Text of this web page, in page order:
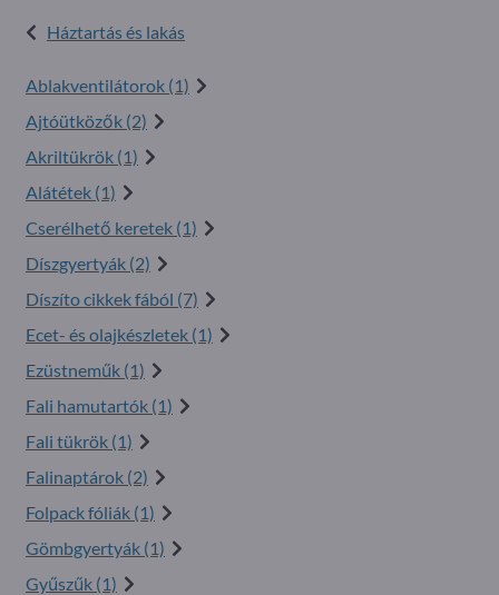
Háztartás és lakás
Ablakventilátorok (1)
Ajtóütközők (2)
Akriltükrök (1)
Alátétek (1)
Cserélhető keretek (1)
Díszgyertyák (2)
Díszíto cikkek fából (7)
Ecet- és olajkészletek (1)
Ezüstneműk (1)
Fali hamutartók (1)
Fali tükrök (1)
Falinaptárok (2)
Folpack fóliák (1)
Gömbgyertyák (1)
Gyűszűk (1)